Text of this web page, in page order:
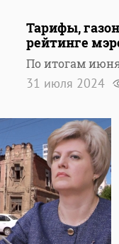
Тарифы,
рейтинге
По итогам
31 июля 2024